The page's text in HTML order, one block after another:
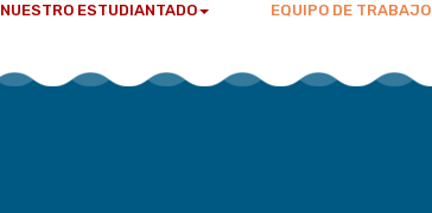
NUESTRO ESTUDIANTADO EQUIPO DE TRABAJO